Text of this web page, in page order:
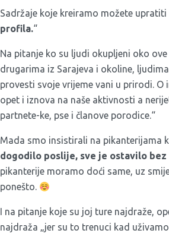
Sadržaje koje kreiramo možete
profila.“
Na pitanje ko su ljudi okupljeni oko
drugarima iz Sarajeva i okoline,
provesti svoje vrijeme vani u prirodi.
opet i iznova na naše aktivnosti a
partnete-ke, pse i članove porodice.“
Mada smo insistirali na pikanterijama
dogodilo poslije, sve je ostavilo bez
pikanterije moramo doći same, uz
ponešto.
I na pitanje koje su joj ture najdraže,
najdraža „jer su to trenuci kad